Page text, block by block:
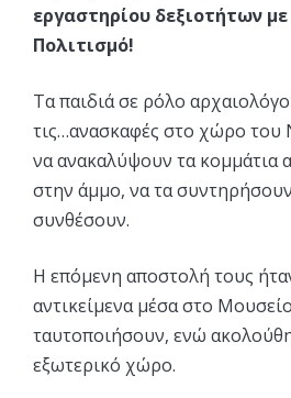
εργαστηρίου δεξιοτήτων
Πολιτισμό!
Τα παιδιά σε ρόλο
τις…ανασκαφές στο χώρο του
να ανακαλύψουν τα κομμάτια
στην άμμο, να τα
συνθέσουν.
Η επόμενη αποστολή τους
αντικείμενα μέσα στο
ταυτοποιήσουν, ενώ
εξωτερικό χώρο.